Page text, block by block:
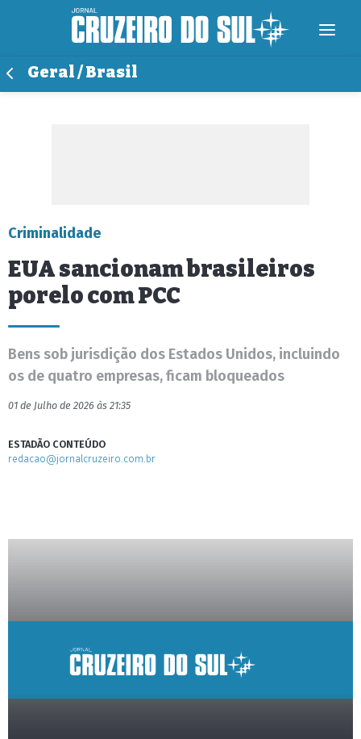
Geral / Brasil
Criminalidade
EUA sancionam brasileiros
porelo com PCC
Bens sob jurisdição dos Estados Unidos, incluindo
os de quatro empresas, ficam bloqueados
01 de Julho de 2026 às 21:35
ESTADÃO CONTEÚDO
redacao@jornalcruzeiro.com.br